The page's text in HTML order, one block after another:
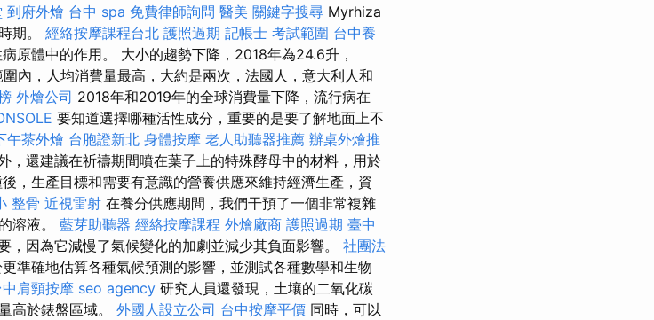
到府外燴 台中 spa 免費律師詢問 醫美 關鍵字搜尋 Myrhiza
期。 經絡按摩課程台北 護照過期 記帳士 考試範圍 台中養
原體中的作用。 大小的趨勢下降，2018年為24.6升，
內，人均消費量最高，大約是兩次，法國人，意大利人和
外燴公司 2018年和2019年的全球消費量下降，流行病在
要知道選擇哪種活性成分，重要的是要了解地面上不
午茶外燴 台胞證新北 身體按摩 老人助聽器推薦 辦桌外燴推
，還建議在祈禱期間噴在葉子上的特殊酵母中的材料，用於
，生產目標和需要有意識的營養供應來維持經濟生產，資
整骨 近視雷射 在養分供應期間，我們干預了一個非常複雜
溶液。 藍芽助聽器 經絡按摩課程 外燴廠商 護照過期 臺中
，因為它減慢了氣候變化的加劇並減少其負面影響。 社團法
準確地估算各種氣候預測的影響，並測試各種數學和生物
中肩頸按摩 seo agency 研究人員還發現，土壤的二氧化碳
高於錶盤區域。 外國人設立公司 台中按摩平價 同時，可以